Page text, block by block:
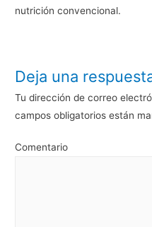
nutrición convencional.
Deja una
Tu dirección de correo
campos obligatorios están
Comentario